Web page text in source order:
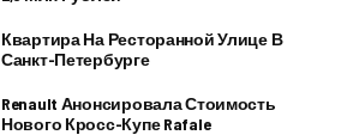
Квартира На Ресторанной Улице В
Санкт-Петербурге
Renault Анонсировала Стоимость
Нового Кросс-Купе Rafale